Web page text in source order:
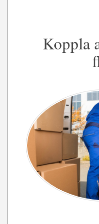
Koppla